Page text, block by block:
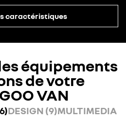
caractéristiques
équipements
de votre
VAN
DESIGN (9)MULTIMEDIA